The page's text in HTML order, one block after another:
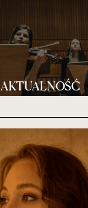
AKTUALNOŚĆ
spowoduje
powiększenie
zdjęcia
do
rozmiarów
oryginalnych